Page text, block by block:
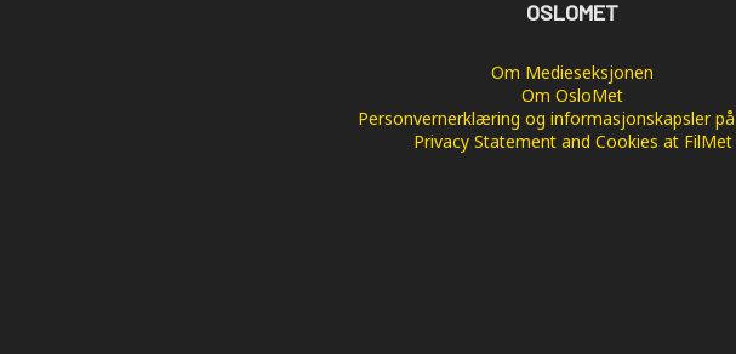
OSLOMET
Om Medieseksjonen
Om OsloMet
Personvernerklæring og informasjonskapsler
Privacy Statement and Cookies at FilMet